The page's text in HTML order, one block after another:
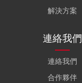
解決方案
連絡我們
連絡我們
合作夥伴